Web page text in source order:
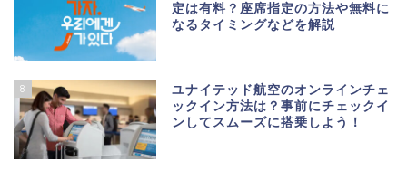
定は有料？座席指定の方法や無料に
なるタイミングなどを解説
8
ユナイテッド航空のオンラインチェ
ックイン方法は？事前にチェックイ
ンしてスムーズに搭乗しよう！